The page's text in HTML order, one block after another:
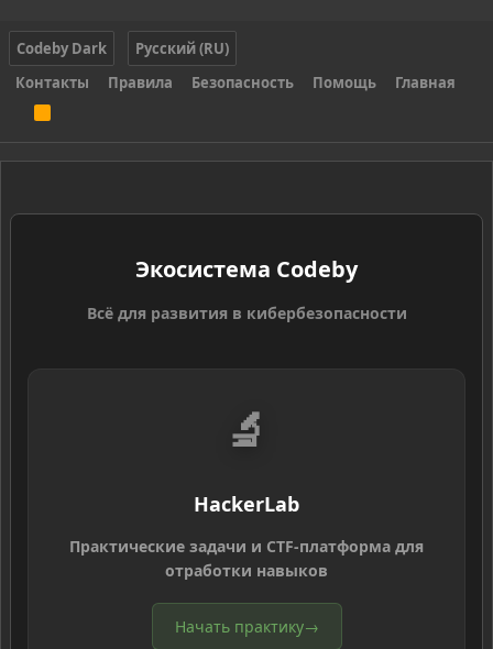
Codeby Dark
Русский (RU)
Контакты
Правила Безопасность Помощь Главная
S
Экосистема Codeby
Всё для развития в кибербезопасности
🔬
HackerLab
Практические задачи и CTF-платформа для
отработки навыков
Начать практику→